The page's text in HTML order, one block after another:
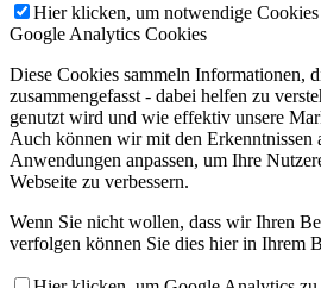
Hier klicken, um notwendige
Google Analytics Cookies
Diese Cookies sammeln Informationen,
zusammengefasst - dabei helfen zu
genutzt wird und wie effektiv unsere
Auch können wir mit den Erkenntnissen
Anwendungen anpassen, um Ihre
Webseite zu verbessern.
Wenn Sie nicht wollen, dass wir Ihren
verfolgen können Sie dies hier in Ihrem